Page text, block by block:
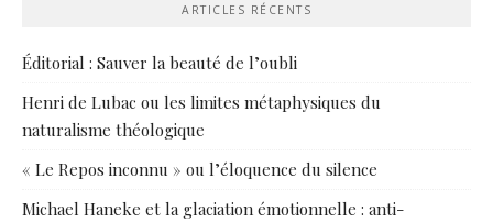
ARTICLES RÉCENTS
Éditorial : Sauver la beauté de l’oubli
Henri de Lubac ou les limites métaphysiques du
naturalisme théologique
« Le Repos inconnu » ou l’éloquence du silence
Michael Haneke et la glaciation émotionnelle : anti-